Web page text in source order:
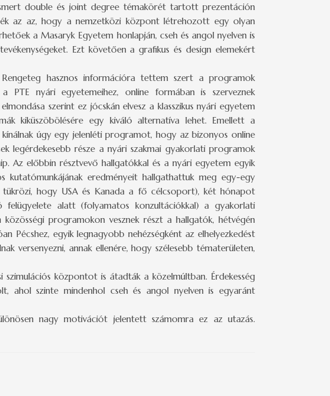
double és joint degree témakörét tartott prezentáción
az az, hogy a nemzetközi központ létrehozott egy olyan
a Masaryk Egyetem honlapján, cseh és angol nyelven is
Ezt követően a grafikus és design elemekért
hasznos információra tettem szert a programok
a PTE nyári egyetemeihez, online formában is szerveznek
szerint ez jócskán elvesz a klasszikus nyári egyetem
kiküszöbölésére egy kiváló alternatíva lehet. Emellett a
úgy egy jelenléti programot, hogy az bizonyos online
legérdekesebb része a nyári szakmai gyakorlati programok
Az előbbin résztvevő hallgatókkal és a nyári egyetem egyik
eredményeit hallgathattuk meg egy-egy
hogy USA és Kanada a fő célcsoport), két hónapot
alatt (folyamatos konzultációkkal) a gyakorlati
programokon vesznek részt a hallgatók, hétvégén
Pécshez, egyik legnagyobb nehézségként az elhelyezkedést
versenyezni, annak ellenére, hogy szélesebb tématerületen,
központot is átadták a közelmúltban. Érdekesség
ahol szinte mindenhol cseh és angol nyelven is egyaránt
nagy motivációt jelentett számomra ez az utazás.